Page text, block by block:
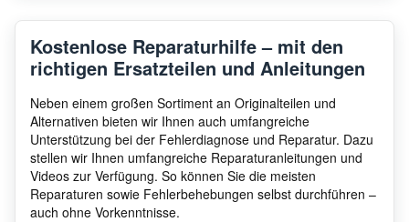
Neff
N 90 Einbau-
Dampfbackofen Edelstahl
B45FS22N0
Kostenlose Reparaturhilfe – mit den
richtigen Ersatzteilen und Anleitungen
Neben einem großen Sortiment an Originalteilen und
Alternativen bieten wir Ihnen auch umfangreiche
Unterstützung bei der Fehlerdiagnose und Reparatur. Dazu
stellen wir Ihnen umfangreiche Reparaturanleitungen und
Videos zur Verfügung. So können Sie die meisten
Reparaturen sowie Fehlerbehebungen selbst durchführen –
auch ohne Vorkenntnisse.